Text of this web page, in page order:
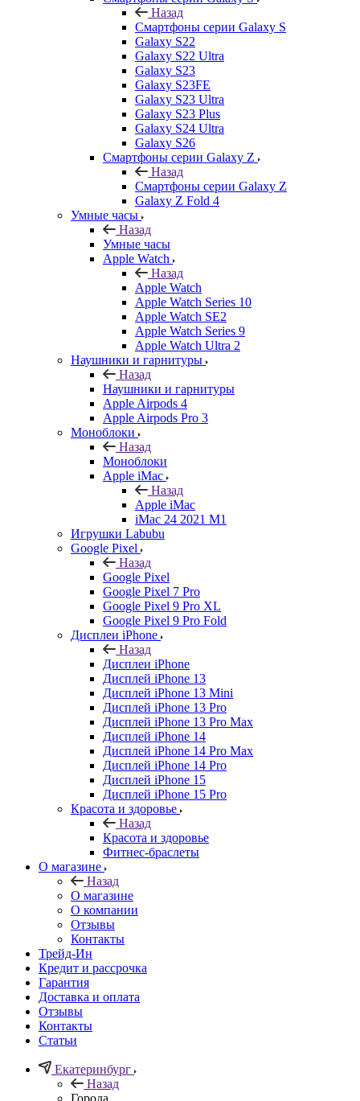
Назад
Смартфоны серии Galaxy S
Galaxy S22
Galaxy S22 Ultra
Galaxy S23
Galaxy S23FE
Galaxy S23 Ultra
Galaxy S23 Plus
Galaxy S24 Ultra
Galaxy S26
Смартфоны серии Galaxy Z
Назад
Смартфоны серии Galaxy Z
Galaxy Z Fold 4
Умные часы
Назад
Умные часы
Apple Watch
Назад
Apple Watch
Apple Watch Series 10
Apple Watch SE2
Apple Watch Series 9
Apple Watch Ultra 2
Наушники и гарнитуры
Назад
Наушники и гарнитуры
Apple Airpods 4
Apple Airpods Pro 3
Моноблоки
Назад
Моноблоки
Apple iMac
Назад
Apple iMac
iMac 24 2021 M1
Игрушки Labubu
Google Pixel
Назад
Google Pixel
Google Pixel 7 Pro
Google Pixel 9 Pro XL
Google Pixel 9 Pro Fold
Дисплеи iPhone
Назад
Дисплеи iPhone
Дисплей iPhone 13
Дисплей iPhone 13 Mini
Дисплей iPhone 13 Pro
Дисплей iPhone 13 Pro Max
Дисплей iPhone 14
Дисплей iPhone 14 Pro Max
Дисплей iPhone 14 Pro
Дисплей iPhone 15
Дисплей iPhone 15 Pro
Красота и здоровье
Назад
Красота и здоровье
Фитнес-браслеты
О магазине
Назад
О магазине
О компании
Отзывы
Контакты
Трейд-Ин
Кредит и рассрочка
Гарантия
Доставка и оплата
Отзывы
Контакты
Статьи
Екатеринбург
Назад
Города